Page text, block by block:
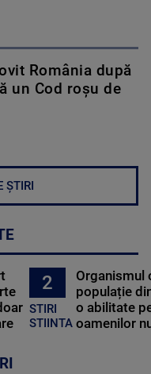
România după
un Cod roşu de
ȘTIRI
2
STIRI
STIINTA
Organismul
populație
o abilitate
oamenilor